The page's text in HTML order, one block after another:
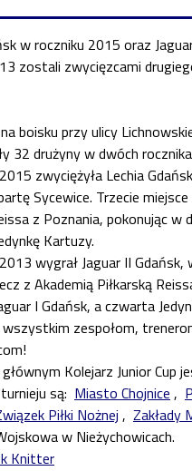
w roczniku 2015 oraz
zostali zwycięzcami
boisku przy ulicy
32 drużyny w dwóch
zwyciężyła Lechia
Sycewice. Trzecie
z Poznania, pokonując w
Kartuzy.
wygrał Jaguar II Gdańsk,
z Akademią Piłkarską
I Gdańsk, a czwarta
zespołom,
Kolejarz Junior Cup
są: Miasto Chojnice ,
Piłki Nożnej , Zakłady
w Nieżychowicach.
Knitter